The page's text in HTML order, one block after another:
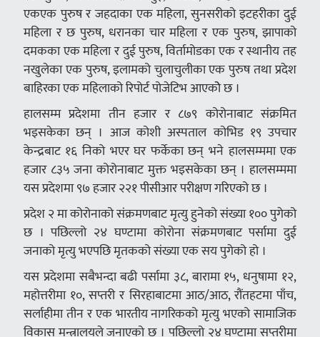
एकएक पुरुष र जहदाका एक महिला, सुनसरीको इटहरीका दुई
महिला र छ पुरुष, धरानका चार महिला र एक पुरुष, झापाको
दमकका एक महिला र दुई पुरुष, विर्तामोडका एक र स्थानीय तह
नखुलेका एक पुरुष, इलामको चुलाचुलीका एक पुरुष तथा प्रदेश
बाहिरका एक महिलाको रिपोर्ट पोजेटिभ आएकोे छ ।
हालसम्म प्रदेशमा तीन हजार र ८७९ कोरोनाबाट संक्रमित
भइसकेका छन् । आज कोशी अस्पताल कोभिड १९ उपचार
केन्द्रबाट १६ निको भएर घर फर्केका छन् भने हालसम्ममा एक
हजार ८३५ जना कोरोनाबाट मुक्त भइसकेका छन् । हालसम्ममा
यस प्रदेशमा ९७ हजार २२१ पीसीआर परीक्षण गरिएको छ ।
प्रदेश २ मा कोरोनाको संक्रमणबाट मृत्यु हुनेको संख्या १०० पुगेको
छ । पछिल्लो २४ घण्टामा कोरोना संक्रमणबाट पर्सामा दुई
जनाको मृत्यु भएपछि मृतकको संख्या एक सय पुगेको हो ।
यस प्रदेशमा सबैभन्दा बढी पर्सामा ३८, बारामा १५, धनुषामा १२,
महोत्तरीमा १०, सप्तरी र सिरहाबाटमा आठ/आठ, रौंतहटमा पाँच,
सर्लाहीमा तीन र एक भारतीय नागरिकको मृत्यु भएको सामाजिक
विकास मन्त्रालयले जनाएको छ । पछिल्लो २४ घण्टामा सप्तरीमा